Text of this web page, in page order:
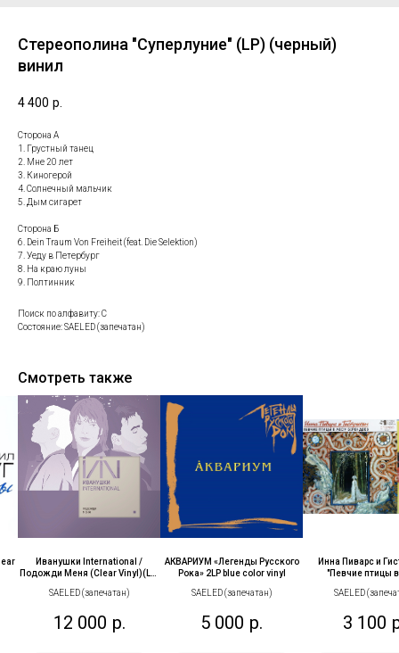
Стереополина "Суперлуние" (LP) (черный)
винил
4 400 р.
Сторона А
1. Грустный танец
2. Мне 20 лет
3. Киногерой
4. Солнечный мальчик
5. Дым сигарет
Сторона Б
6. Dein Traum Von Freiheit (feat. Die Selektion)
7. Уеду в Петербург
8. На краю луны
9. Полтинник
Поиск по алфавиту: С
Состояние: SAELED (запечатан)
Смотреть также
Иванушки International /
Подожди Меня (Clear Vinyl)(LP)
SAELED (запечатан)
12 000 р.
АКВАРИУМ «Легенды Русского
Рока» 2LP blue color vinyl
SAELED (запечатан)
5 000 р.
Инна Пиварс и
"Певчие птицы
винил
SAELED
3 100